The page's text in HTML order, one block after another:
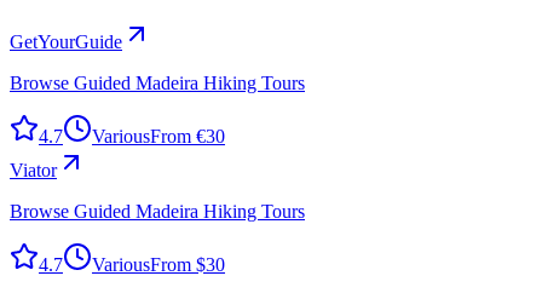
GetYourGuide
Browse Guided Madeira Hiking Tours
4.7 VariousFrom €30
Viator
Browse Guided Madeira Hiking Tours
4.7 VariousFrom $30